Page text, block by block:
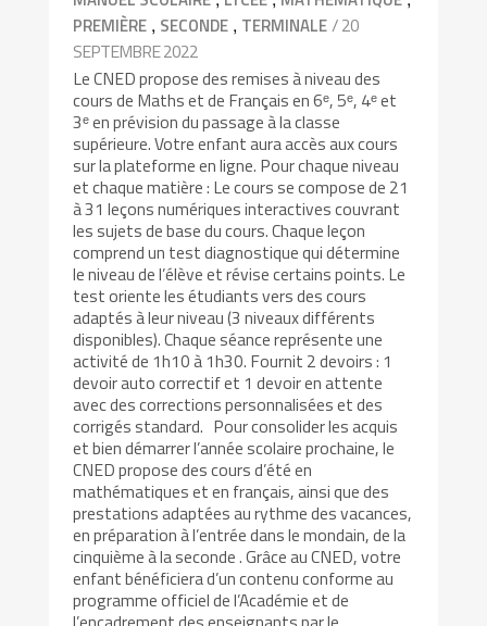
PREMIÈRE , SECONDE , TERMINALE/ 20
SEPTEMBRE 2022
Le CNED propose des remises à niveau des
cours de Maths et de Français en 6ᵉ, 5ᵉ, 4ᵉ et
3ᵉ en prévision du passage à la classe
supérieure. Votre enfant aura accès aux cours
sur la plateforme en ligne. Pour chaque niveau
et chaque matière : Le cours se compose de 21
à 31 leçons numériques interactives couvrant
les sujets de base du cours. Chaque leçon
comprend un test diagnostique qui détermine
le niveau de l’élève et révise certains points. Le
test oriente les étudiants vers des cours
adaptés à leur niveau (3 niveaux différents
disponibles). Chaque séance représente une
activité de 1h10 à 1h30. Fournit 2 devoirs : 1
devoir auto correctif et 1 devoir en attente
avec des corrections personnalisées et des
corrigés standard. Pour consolider les acquis
et bien démarrer l’année scolaire prochaine, le
CNED propose des cours d’été en
mathématiques et en français, ainsi que des
prestations adaptées au rythme des vacances,
en préparation à l’entrée dans le mondain, de la
cinquième à la seconde . Grâce au CNED, votre
enfant bénéficiera d’un contenu conforme au
programme officiel de l’Académie et de